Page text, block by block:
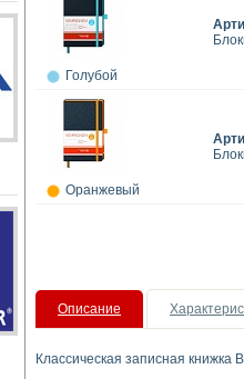
Голубой
Оранжевый
Описание
Классическая записная книжка